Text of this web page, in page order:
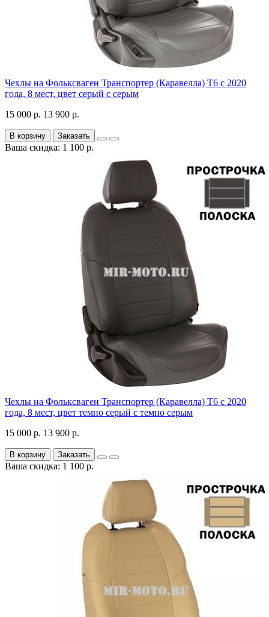
Чехлы на Фольксваген Транспортер (Каравелла) Т6 с 2020
года, 8 мест, цвет серый с серым
15 000 р. 13 900 р.
В корзину Заказать
Ваша скидка: 1 100 р.
Чехлы на Фольксваген Транспортер (Каравелла) Т6 с 2020
года, 8 мест, цвет темно серый с темно серым
15 000 р. 13 900 р.
В корзину Заказать
Ваша скидка: 1 100 р.